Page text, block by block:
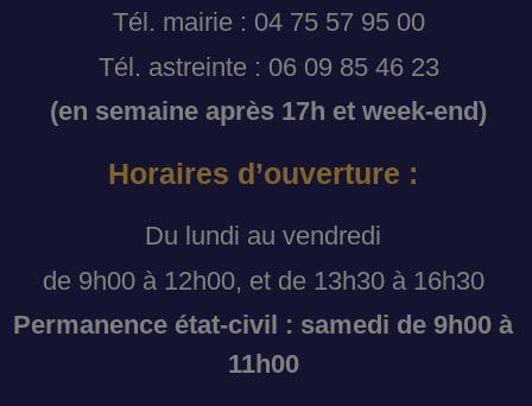
Tél. mairie : 04 75 57 95 00
Tél. astreinte : 06 09 85 46 23
(en semaine après 17h et week-end)
Horaires d’ouverture :
Du lundi au vendredi
de 9h00 à 12h00, et de 13h30 à 16h30
Permanence état-civil : samedi de 9h00 à
11h00